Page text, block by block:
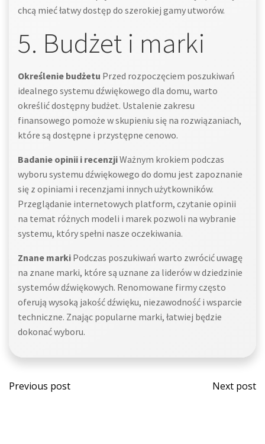
chcą mieć łatwy dostęp do szerokiej gamy utworów.
5. Budżet i marki
Określenie budżetu Przed rozpoczęciem poszukiwań
idealnego systemu dźwiękowego dla domu, warto
określić dostępny budżet. Ustalenie zakresu
finansowego pomoże w skupieniu się na rozwiązaniach,
które są dostępne i przystępne cenowo.
Badanie opinii i recenzjiWażnym krokiem podczas
wyboru systemu dźwiękowego do domu jest zapoznanie
się z opiniami i recenzjami innych użytkowników.
Przeglądanie internetowych platform, czytanie opinii
na temat różnych modeli i marek pozwoli na wybranie
systemu, który spełni nasze oczekiwania.
Znane marki Podczas poszukiwań warto zwrócić uwagę
na znane marki, które są uznane za liderów w dziedzinie
systemów dźwiękowych. Renomowane firmy często
oferują wysoką jakość dźwięku, niezawodność i wsparcie
techniczne. Znając popularne marki, łatwiej będzie
dokonać wyboru.
Post
Previous post
Post
Next post